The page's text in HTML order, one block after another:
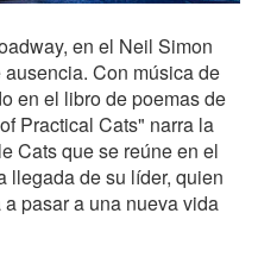
en el Neil Simon
Con música de
en el libro de poemas de
Practical Cats" narra la
Cats que se reúne en el
llegada de su líder, quien
pasar a una nueva vida